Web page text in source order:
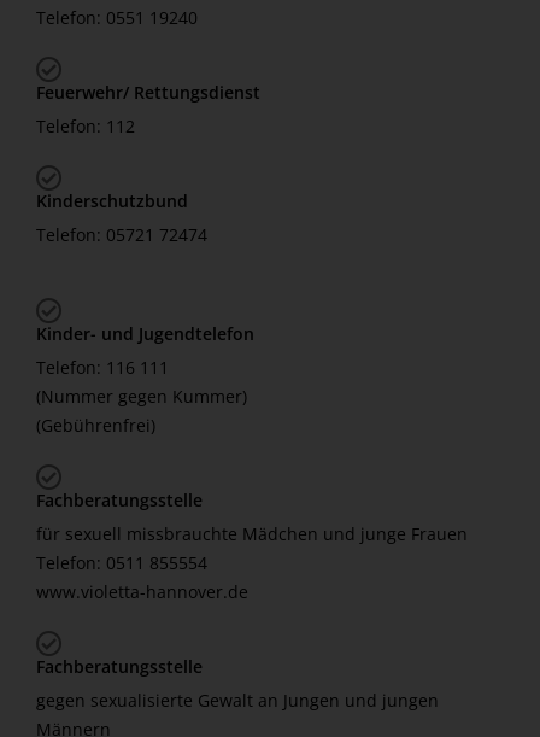
Telefon: 0551 19240
Feuerwehr/ Rettungsdienst
Telefon: 112
Kinderschutzbund
Telefon: 05721 72474
Kinder- und Jugendtelefon
Telefon: 116 111
(Nummer gegen Kummer)
(Gebührenfrei)
Fachberatungsstelle
für sexuell missbrauchte Mädchen und junge Frauen
Telefon: 0511 855554
www.violetta-hannover.de
Fachberatungsstelle
gegen sexualisierte Gewalt an Jungen und jungen
Männern